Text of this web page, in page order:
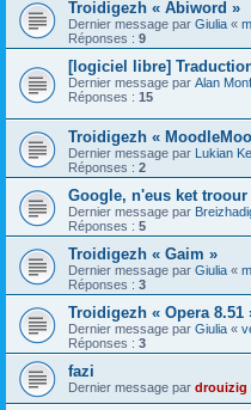
Troidigezh « Abiword »
Dernier message par Giulia «
Réponses : 9
[logiciel libre]
Dernier message par Alan
Réponses : 15
Troidigezh «
Dernier message par Lukian
Réponses : 2
Google, n'eus ket troour
Dernier message par
Réponses : 5
Troidigezh « Gaim »
Dernier message par Giulia «
Réponses : 3
Troidigezh « Opera 8.51
Dernier message par Giulia «
Réponses : 3
fazi
Dernier message par drouizig